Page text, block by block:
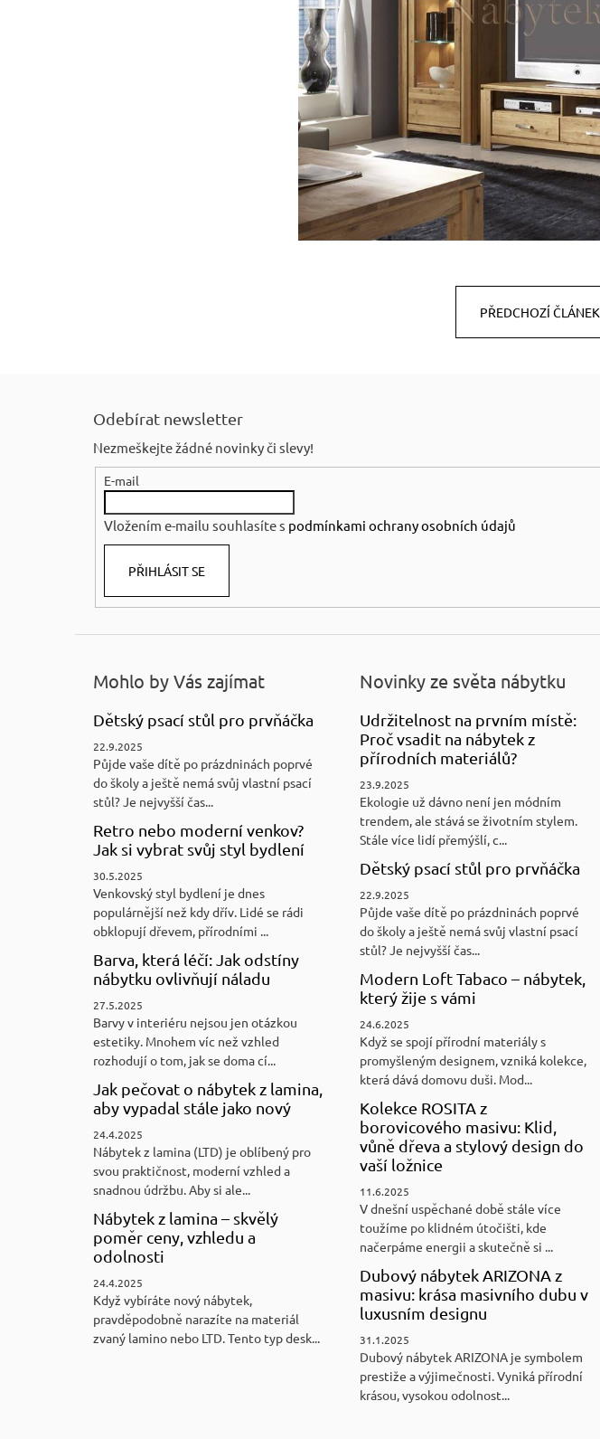
PŘEDCHOZÍ ČLÁNEK
Odebírat newsletter
Nezmeškejte žádné novinky či slevy!
E-mail
Vložením e-mailu souhlasíte s podmínkami ochrany osobních údajů
PŘIHLÁSIT SE
Mohlo by Vás zajímat
Dětský psací stůl pro prvňáčka
22.9.2025
Půjde vaše dítě po prázdninách poprvé
do školy a ještě nemá svůj vlastní psací
stůl? Je nejvyšší čas...
Retro nebo moderní venkov?
Jak si vybrat svůj styl bydlení
30.5.2025
Venkovský styl bydlení je dnes
populárnější než kdy dřív. Lidé se rádi
obklopují dřevem, přírodními ...
Barva, která léčí: Jak odstíny
nábytku ovlivňují náladu
27.5.2025
Barvy v interiéru nejsou jen otázkou
estetiky. Mnohem víc než vzhled
rozhodují o tom, jak se doma cí...
Jak pečovat o nábytek z lamina,
aby vypadal stále jako nový
24.4.2025
Nábytek z lamina (LTD) je oblíbený pro
svou praktičnost, moderní vzhled a
snadnou údržbu. Aby si ale...
Nábytek z lamina – skvělý
poměr ceny, vzhledu a
odolnosti
24.4.2025
Když vybíráte nový nábytek,
pravděpodobně narazíte na materiál
zvaný lamino nebo LTD. Tento typ desk...
Novinky ze světa nábytku
Udržitelnost na prvním místě:
Proč vsadit na nábytek z
přírodních materiálů?
23.9.2025
Ekologie už dávno není jen módním
trendem, ale stává se životním stylem.
Stále více lidí přemýšlí, c...
Dětský psací stůl pro prvňáčka
22.9.2025
Půjde vaše dítě po prázdninách poprvé
do školy a ještě nemá svůj vlastní psací
stůl? Je nejvyšší čas...
Modern Loft Tabaco – nábytek,
který žije s vámi
24.6.2025
Když se spojí přírodní materiály s
promyšleným designem, vzniká kolekce,
která dává domovu duši. Mod...
Kolekce ROSITA z
borovicového masivu: Klid,
vůně dřeva a stylový design do
vaší ložnice
11.6.2025
V dnešní uspěchané době stále více
toužíme po klidném útočišti, kde
načerpáme energii a skutečně si ...
Dubový nábytek ARIZONA z
masivu: krása masivního dubu v
luxusním designu
31.1.2025
Dubový nábytek ARIZONA je symbolem
prestiže a výjimečnosti. Vyniká přírodní
krásou, vysokou odolnost...